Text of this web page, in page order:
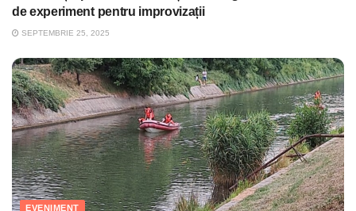
de experiment pentru improvizații
SEPTEMBRIE 25, 2025
EVENIMENT